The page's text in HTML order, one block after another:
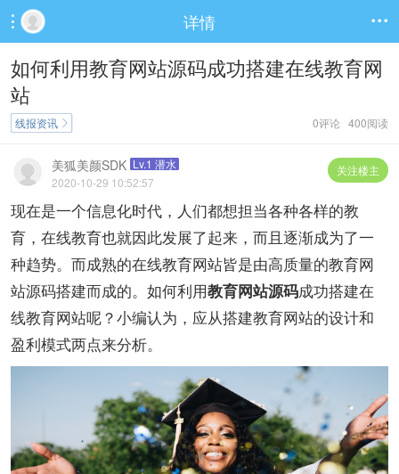
 详情 
如何利用教育网站源码成功搭建在线教育网
站
0评论 400阅读
线报资讯 
关注楼主
美狐美颜SDK Lv.1 潜水
2020-10-29 10:52:57
现在是一个信息化时代，人们都想担当各种各样的教
育，在线教育也就因此发展了起来，而且逐渐成为了一
种趋势。而成熟的在线教育网站皆是由高质量的教育网
站源码搭建而成的。如何利用教育网站源码成功搭建在
线教育网站呢？小编认为，应从搭建教育网站的设计和
盈利模式两点来分析。